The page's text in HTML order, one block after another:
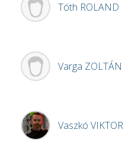
Tóth ROLAND
Varga ZOLTÁN
Vaszkó VIKTOR